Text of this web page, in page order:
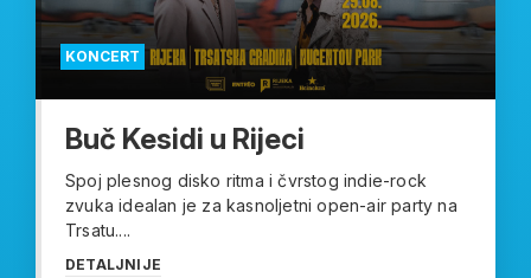
KONCERT
Buč Kesidi u Rijeci
Spoj plesnog disko ritma i čvrstog indie-rock
zvuka idealan je za kasnoljetni open-air party na
Trsatu....
DETALJNIJE